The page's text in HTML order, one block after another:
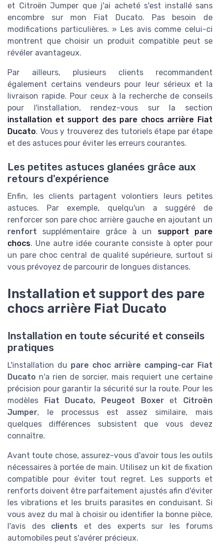
et Citroën Jumper que j'ai acheté s'est installé sans
encombre sur mon Fiat Ducato. Pas besoin de
modifications particulières. » Les avis comme celui-ci
montrent que choisir un produit compatible peut se
révéler avantageux.
Par ailleurs, plusieurs clients recommandent
également certains vendeurs pour leur sérieux et la
livraison rapide. Pour ceux à la recherche de conseils
pour l'installation, rendez-vous sur la section
installation et support des pare chocs arrière Fiat
Ducato. Vous y trouverez des tutoriels étape par étape
et des astuces pour éviter les erreurs courantes.
Les petites astuces glanées grâce aux
retours d'expérience
Enfin, les clients partagent volontiers leurs petites
astuces. Par exemple, quelqu'un a suggéré de
renforcer son pare choc arrière gauche en ajoutant un
renfort supplémentaire grâce à un support pare
chocs. Une autre idée courante consiste à opter pour
un pare choc central de qualité supérieure, surtout si
vous prévoyez de parcourir de longues distances.
Installation et support des pare
chocs arrière Fiat Ducato
Installation en toute sécurité et conseils
pratiques
L'installation du pare choc arrière camping-car Fiat
Ducato n'a rien de sorcier, mais requiert une certaine
précision pour garantir la sécurité sur la route. Pour les
modèles Fiat Ducato, Peugeot Boxeret Citroën
Jumper, le processus est assez similaire, mais
quelques différences subsistent que vous devez
connaître.
Avant toute chose, assurez-vous d'avoir tous les outils
nécessaires à portée de main. Utilisez un kit de fixation
compatible pour éviter tout regret. Les supports et
renforts doivent être parfaitement ajustés afin d'éviter
les vibrations et les bruits parasites en conduisant. Si
vous avez du mal à choisir ou identifier la bonne pièce,
l'avis des clients et des experts sur les forums
automobiles peut s'avérer précieux.